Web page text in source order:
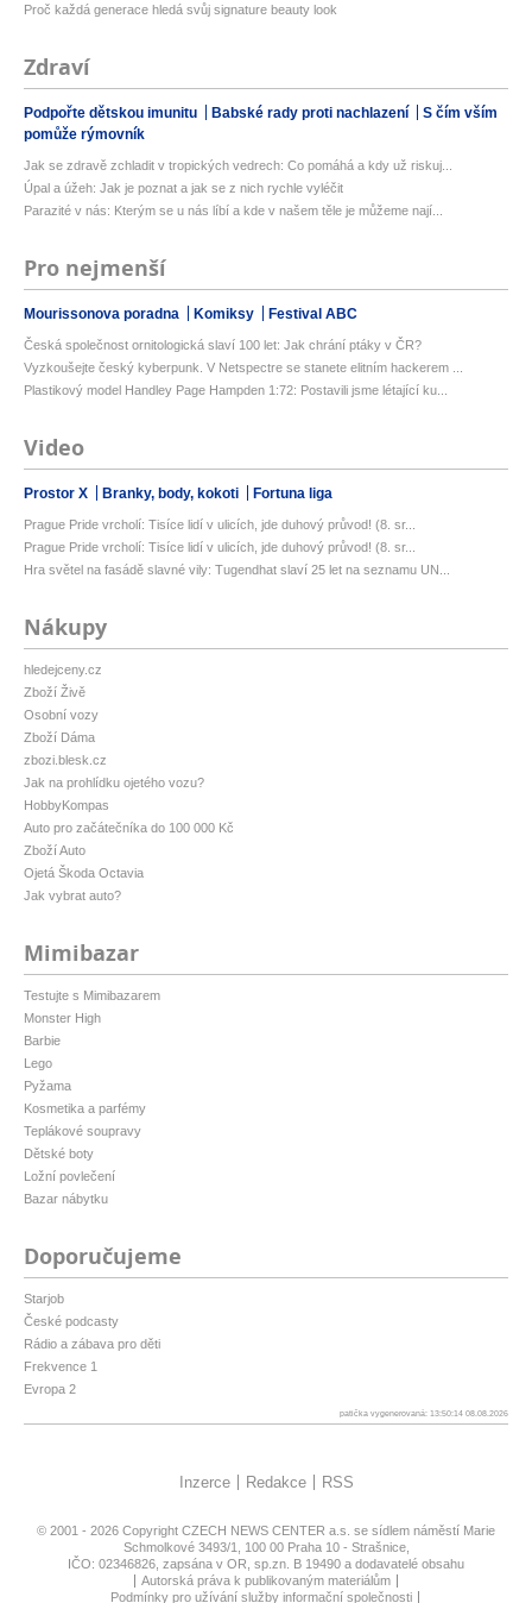
Proč každá generace hledá svůj signature beauty look
Zdraví
Podpořte dětskou imunitu Babské rady proti nachlazení
S čím vším
pomůže rýmovník
Jak se zdravě zchladit v tropických vedrech: Co pomáhá a kdy už riskuj...
Úpal a úžeh: Jak je poznat a jak se z nich rychle vyléčit
Parazité v nás: Kterým se u nás líbí a kde v našem těle je můžeme nají...
Pro nejmenší
Mourissonova poradna Komiksy Festival ABC
Česká společnost ornitologická slaví 100 let: Jak chrání ptáky v ČR?
Vyzkoušejte český kyberpunk. V Netspectre se stanete elitním hackerem ...
Plastikový model Handley Page Hampden 1:72: Postavili jsme létající ku...
Video
Prostor X Branky, body, kokoti Fortuna liga
Prague Pride vrcholí: Tisíce lidí v ulicích, jde duhový průvod! (8. sr...
Prague Pride vrcholí: Tisíce lidí v ulicích, jde duhový průvod! (8. sr...
Hra světel na fasádě slavné vily: Tugendhat slaví 25 let na seznamu UN...
Nákupy
hledejceny.cz
Zboží Živě
Osobní vozy
Zboží Dáma
zbozi.blesk.cz
Jak na prohlídku ojetého vozu?
HobbyKompas
Auto pro začátečníka do 100 000 Kč
Zboží Auto
Ojetá Škoda Octavia
Jak vybrat auto?
Mimibazar
Testujte s Mimibazarem
Monster High
Barbie
Lego
Pyžama
Kosmetika a parfémy
Teplákové soupravy
Dětské boty
Ložní povlečení
Bazar nábytku
Doporučujeme
Starjob
České podcasty
Rádio a zábava pro děti
Frekvence 1
Evropa 2
patička vygenerovaná: 13:50:14 08.08.2026
Inzerce Redakce RSS
© 2001 - 2026 Copyright CZECH NEWS CENTER a.s. se sídlem náměstí Marie
Schmolkové 3493/1, 100 00 Praha 10 - Strašnice,
IČO: 02346826, zapsána v OR, sp.zn. B 19490 a dodavatelé obsahu
Autorská práva k publikovaným materiálům
Podmínky pro užívání služby informační společnosti